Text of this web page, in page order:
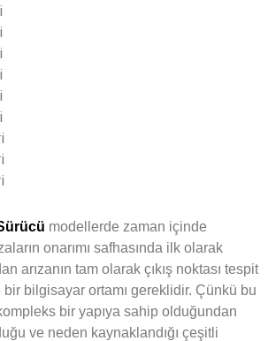
modellerde zaman içinde
onarımı safhasında ilk olarak
arızanın tam olarak çıkış noktası tespit
bilgisayar ortamı gereklidir. Çünkü bu
bir yapıya sahip olduğundan
ve neden kaynaklandığı çeşitli